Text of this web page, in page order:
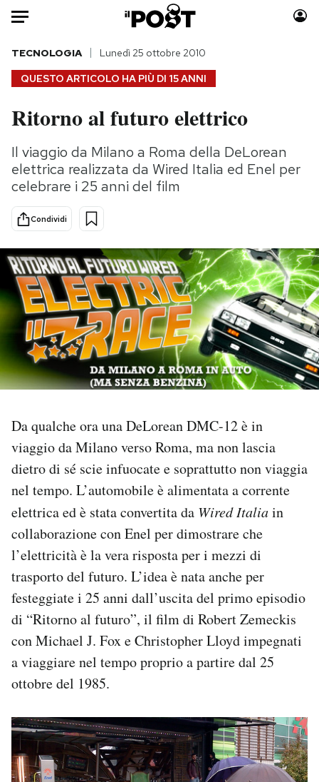
Auto
HOME
Italia
Politica
Tecnologia
Scienza
Economia
Sport
Moda
Consumismi
Altrecose
Mondiali calcio 2026
PODCAST
I MIEI PREFERITI
SHOP
CALENDARIO
AREA PERSONALE
Area Personale
Regala il Post
Hai bisogno di aiuto?
QUESTO ARTICOLO HA PIÙ DI 15 ANNI
TECNOLOGIA Lunedì 25 ottobre 2010
Ritorno al futuro elettrico
Il viaggio da Milano a Roma della DeLorean
elettrica realizzata da Wired Italia ed Enel per
celebrare i 25 anni del film
Condividi
Da qualche ora una DeLorean DMC-12 è in
viaggio da Milano verso Roma, ma non lascia
dietro di sé scie infuocate e soprattutto non viaggia
nel tempo. L’automobile è alimentata a corrente
elettrica ed è stata convertita da Wired Italiain
collaborazione con Enel per dimostrare che
l’elettricità è la vera risposta per i mezzi di
trasporto del futuro. L’idea è nata anche per
festeggiate i 25 anni dall’uscita del primo episodio
di “Ritorno al futuro”, il film di Robert Zemeckis
con Michael J. Fox e Christopher Lloyd impegnati
a viaggiare nel tempo proprio a partire dal 25
ottobre del 1985.